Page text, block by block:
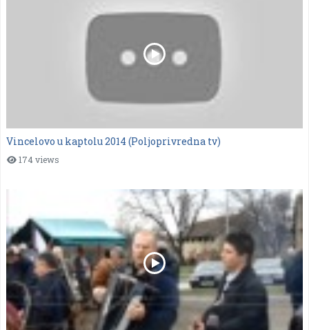
Vincelovo u kaptolu 2014 (Poljoprivredna tv)
174 views